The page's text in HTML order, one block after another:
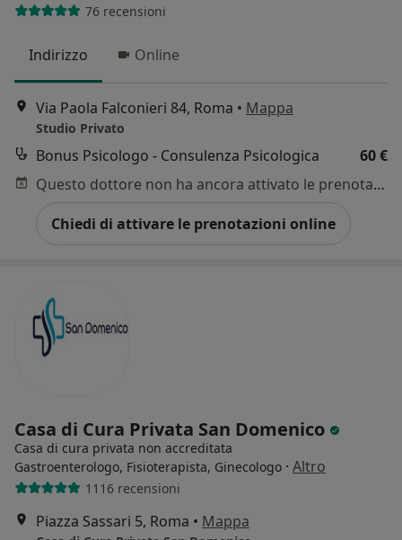
76 recensioni
Indirizzo Online
Via Paola Falconieri 84, Roma • Mappa
Studio Privato
Bonus Psicologo - Consulenza Psicologica
60 €
Questo dottore non ha ancora attivato le prenotazioni online presso questo indirizzo.
Chiedi di attivare le prenotazioni online
Casa di Cura Privata San Domenico
Casa di cura privata non accreditata
Gastroenterologo, Fisioterapista, Ginecologo · Altro
1116 recensioni
Piazza Sassari 5, Roma • Mappa